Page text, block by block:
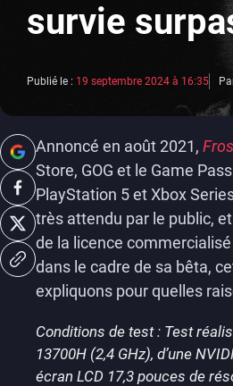
survie
Publié le : 19 septembre 2024 à 16:35
Annoncé en août 2021,
Store, GOG et le Game
PlayStation 5 et Xbox
très attendu par le public,
de la licence
dans le cadre de sa bêta,
expliquons pour quelles
Conditions de test : Test
13700H (2,4 GHz), d’une
écran LCD 17,3 pouces de